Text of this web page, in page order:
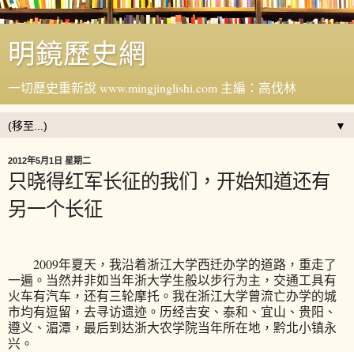
明鏡歷史網
一切歷史重新說 www.mingjinglishi.com 主編：高伐林
▼
2012年5月1日 星期二
只晓得红军长征的我们，开始知道还有
另一个长征
2009年夏天，我沿着浙江大学西迁办学的道路，重走了
一遍。当然并非如当年浙大学生般以步行为主，交通工具有
火车有汽车，还有三轮摩托。我在浙江大学曾流亡办学的城
市均有逗留，去寻访遗迹。历经吉安、泰和、宜山、贵阳、
遵义、湄潭，最后到达浙大农学院当年所在地，黔北小镇永
兴。